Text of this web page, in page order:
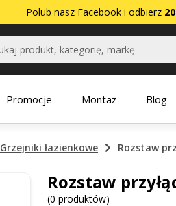
Polub nasz Facebook i odbierz
Promocje Montaż Blog
Grzejniki łazienkowe Rozstaw
Rozstaw
(0 produktów)